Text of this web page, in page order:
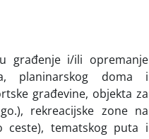
građenje i/ili opremanje
planinarskog doma i
građevine, objekta za
rekreacijske zone na
ceste), tematskog puta i